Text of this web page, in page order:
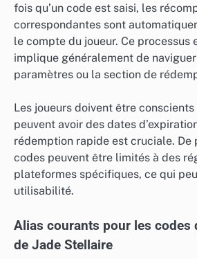
fois qu’un code est saisi, les
correspondantes sont
le compte du joueur. Ce processus
implique généralement de
paramètres ou la section de
Les joueurs doivent être
peuvent avoir des dates
rédemption rapide est cruciale. De
codes peuvent être limités à des
plateformes spécifiques, ce qui
utilisabilité.
Alias courants pour les codes
de Jade Stellaire